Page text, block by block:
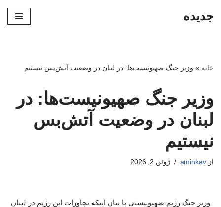
جدیده
خانه » وزیر جنگ صهیونیست‌ها: در لبنان در وضعیت آتش‌بس نیستیم
وزیر جنگ صهیونیست‌ها: در
لبنان در وضعیت آتش‌بس
نیستیم
از aminkav ژوئن 2, 2026
وزیر جنگ رژیم صهیونیستی با بیان اینکه تجاوزات این رژیم در لبنان